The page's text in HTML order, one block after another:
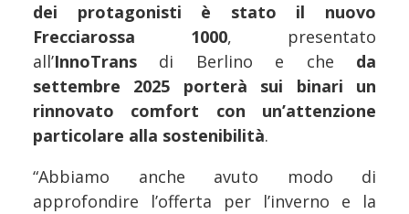
dei protagonisti è stato il nuovo
Frecciarossa 1000, presentato
all’InnoTrans di Berlino e che da
settembre 2025 porterà sui binari un
rinnovato comfort con un’attenzione
particolare alla sostenibilità.
“Abbiamo anche avuto modo di
approfondire l’offerta per l’inverno e la